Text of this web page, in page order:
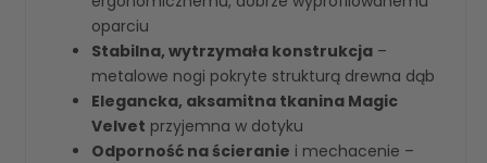
oparciu
Stabilna, wytrzymała konstrukcja –
metalowe nogi pokryte strukturą drewna dąb
Elegancka, aksamitna tkanina Magic
Velvet przyjemna w dotyku
Odporność na ścieranie i mechacenie –